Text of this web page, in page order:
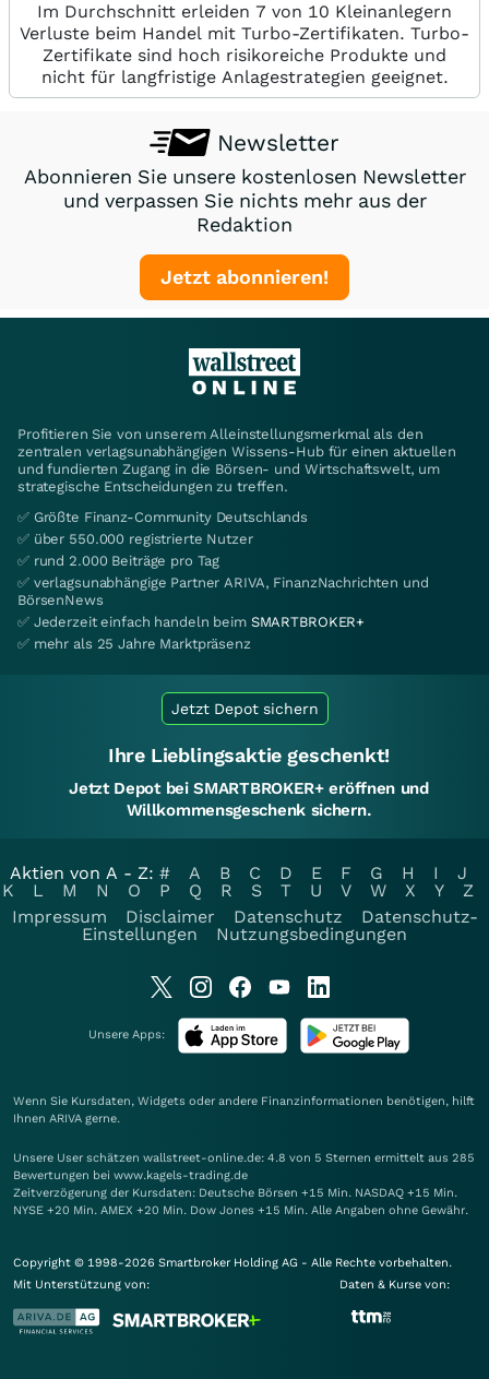
Im Durchschnitt erleiden 7 von 10 Kleinanlegern
Verluste beim Handel mit Turbo-Zertifikaten. Turbo-
Zertifikate sind hoch risikoreiche Produkte und
nicht für langfristige Anlagestrategien geeignet.
Newsletter
Abonnieren Sie unsere kostenlosen Newsletter
und verpassen Sie nichts mehr aus der
Redaktion
Jetzt abonnieren!
Profitieren Sie von unserem Alleinstellungsmerkmal als den
zentralen verlagsunabhängigen Wissens-Hub für einen aktuellen
und fundierten Zugang in die Börsen- und Wirtschaftswelt, um
strategische Entscheidungen zu treffen.
✅ Größte Finanz-Community Deutschlands
✅ über 550.000 registrierte Nutzer
✅ rund 2.000 Beiträge pro Tag
✅ verlagsunabhängige Partner ARIVA, FinanzNachrichten und
BörsenNews
✅ Jederzeit einfach handeln beim SMARTBROKER+
✅ mehr als 25 Jahre Marktpräsenz
Jetzt Depot sichern
Ihre Lieblingsaktie geschenkt!
Jetzt Depot bei SMARTBROKER+ eröffnen und
Willkommensgeschenk sichern.
Aktien von A - Z: # A B C D E F G H I
J
K
L M N O P Q R S T U V W X Y
Z
Impressum
Disclaimer Datenschutz
Datenschutz-
Einstellungen
Nutzungsbedingungen
Unsere Apps:
Wenn Sie Kursdaten, Widgets oder andere Finanzinformationen benötigen, hilft
Ihnen ARIVA gerne.
Unsere User schätzen wallstreet-online.de: 4.8 von 5 Sternen ermittelt aus 285
Bewertungen bei www.kagels-trading.de
Zeitverzögerung der Kursdaten: Deutsche Börsen +15 Min. NASDAQ +15 Min.
NYSE +20 Min. AMEX +20 Min. Dow Jones +15 Min. Alle Angaben ohne Gewähr.
Copyright © 1998-2026 Smartbroker Holding AG - Alle Rechte vorbehalten.
Mit Unterstützung von:
Daten & Kurse von: